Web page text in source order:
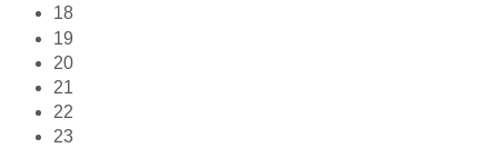
18
19
20
21
22
23